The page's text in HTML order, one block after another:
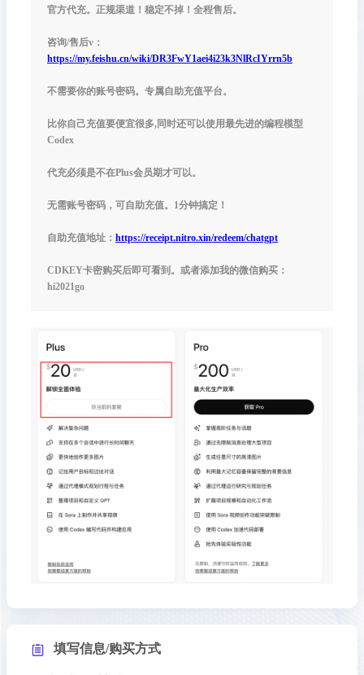
官方代充。正规渠道！稳定不掉！全程售后。
咨询/售后v：
https://my.feishu.cn/wiki/DR3FwY1aei4i23k3NlRcIYrrn5b
不需要你的账号密码。专属自助充值平台。
比你自己充值要便宜很多,同时还可以使用最先进的编程模型
Codex
代充必须是不在Plus会员期才可以。
无需账号密码，可自助充值。1分钟搞定！
自助充值地址： https://receipt.nitro.xin/redeem/chatgpt
CDKEY卡密购买后即可看到。或者添加我的微信购买：
hi2021go
填写信息/购买方式